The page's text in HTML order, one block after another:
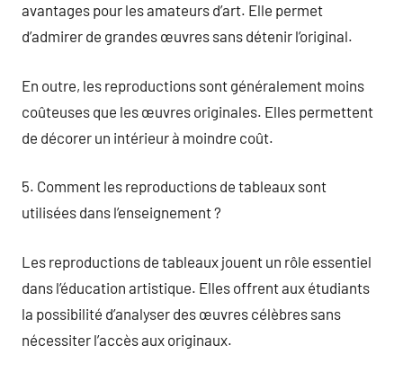
avantages pour les amateurs d’art. Elle permet
d’admirer de grandes œuvres sans détenir l’original.
En outre, les reproductions sont généralement moins
coûteuses que les œuvres originales. Elles permettent
de décorer un intérieur à moindre coût.
5. Comment les reproductions de tableaux sont
utilisées dans l’enseignement ?
Les reproductions de tableaux jouent un rôle essentiel
dans l’éducation artistique. Elles offrent aux étudiants
la possibilité d’analyser des œuvres célèbres sans
nécessiter l’accès aux originaux.